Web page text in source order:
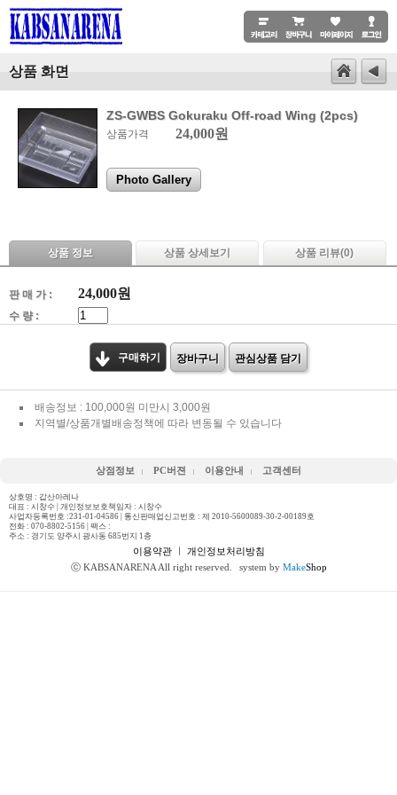
상품 화면
ZS-GWBS Gokuraku Off-road Wing (2pcs)
상품가격 24,000원
Photo Gallery
상품 정보 상품 상세보기 상품 리뷰(0)
판 매 가 : 24,000원
수 량 :
구매하기 장바구니 관심상품 담기
배송정보 : 100,000원 미만시 3,000원
지역별/상품개별배송정책에 따라 변동될 수 있습니다
상점정보 PC버젼 이용안내 고객센터
상호명 : 갑산아레나
대표 : 시창수 | 개인정보보호책임자 : 시창수
사업자등록번호 :231-01-04586 | 통신판매업신고번호 : 제 2010-5600089-30-2-00189호
전화 : 070-8802-5156 | 팩스 :
주소 : 경기도 양주시 광사동 685번지 1층
이용약관ㅣ 개인정보처리방침
ⓒ KABSANARENA All right reserved.
system by MakeShop